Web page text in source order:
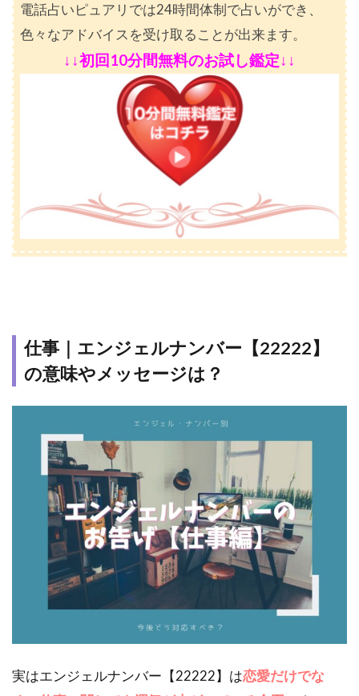
電話占いピュアリでは24時間体制で占いができ、
色々なアドバイスを受け取ることが出来ます。
↓↓初回10分間無料のお試し鑑定↓↓
仕事｜エンジェルナンバー【22222】
の意味やメッセージは？
実はエンジェルナンバー【22222】は恋愛だけでな